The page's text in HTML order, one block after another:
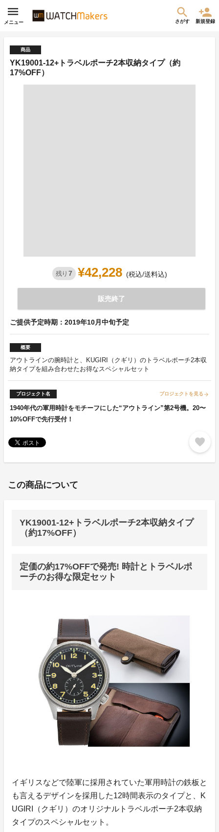
メニュー さがす 新規登録
商品
YK19001-12+トラベルポーチ2本収納タイプ（約
17%OFF）
残り 7 ¥42,228 (税込/送料込)
販売終了
ご提供予定時期：2019年10月中旬予定
概要
アウトラインの腕時計と、KUGIRI（クギリ）のトラベルポーチ2本収
納タイプを組み合わせたお得なスペシャルセット
プロジェクト名 プロジェクトを見る arrow_forward
1940年代の軍用時計をモチーフにした“アウトライン”第2号機。20〜
10%OFFで先行受付！
favorite
この商品について
YK19001-12+トラベルポーチ2本収納タイプ
（約17%OFF）
定価の約17%OFFで発売! 時計とトラベルポ
ーチのお得な限定セット
イギリスなどで陸軍に採用されていた軍用時計の鉄板と
も言えるデザインを採用した12時間表示のタイプと、K
UGIRI（クギリ）のオリジナルトラベルポーチ2本収納
タイプのスペシャルセット。